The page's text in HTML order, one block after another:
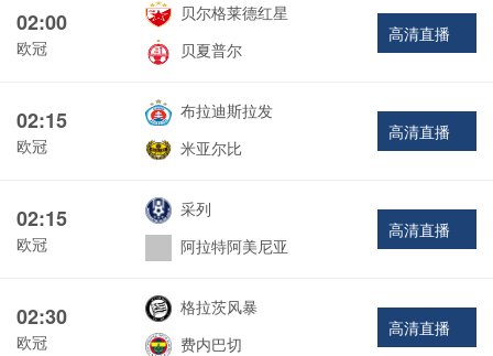
02:00
欧冠
贝尔格莱德红星
贝夏普尔
高清直播
02:15
欧冠
布拉迪斯拉发
米亚尔比
高清直播
02:15
欧冠
采列
阿拉特阿美尼亚
高清直播
02:30
欧冠
格拉茨风暴
费内巴切
高清直播